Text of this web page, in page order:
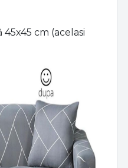
cm (acelasi